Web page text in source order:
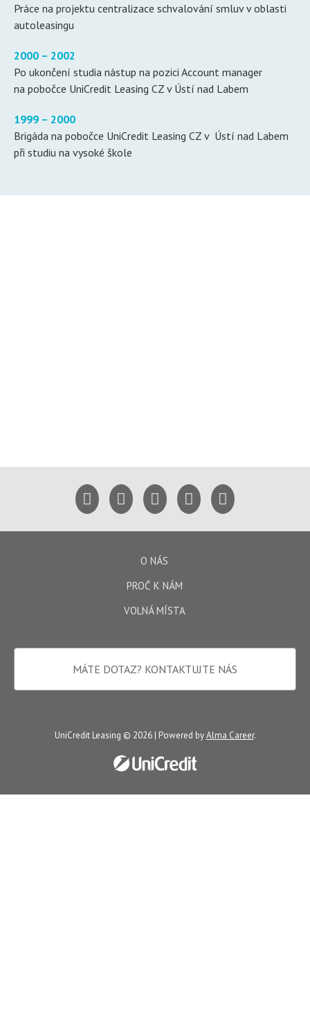
Práce na projektu centralizace schvalování smluv v oblasti
autoleasingu
2000 – 2002
Po ukončení studia nástup na pozici Account manager
na pobočce UniCredit Leasing CZ v Ústí nad Labem
1999 – 2000
Brigáda na pobočce UniCredit Leasing CZ v Ústí nad Labem
při studiu na vysoké škole
O NÁS
PROČ K NÁM
VOLNÁ MÍSTA
MÁTE DOTAZ? KONTAKTUJTE NÁS
UniCredit Leasing © 2026 | Powered byAlma Career.